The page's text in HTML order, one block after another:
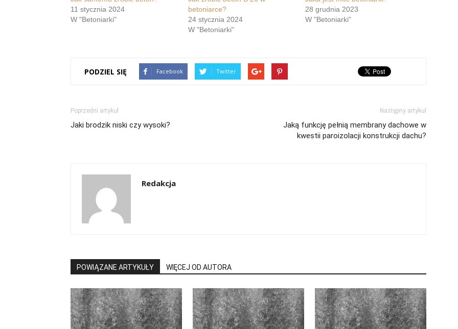
11 stycznia 2024
W "Betoniarki"
betoniarce?
24 stycznia 2024
W "Betoniarki"
28 grudnia 2023
W "Betoniarki"
PODZIEL SIĘ Facebook Twitter
Poprzedni artykuł
Jaki brodzik niski czy wysoki?
Następny artykuł
Jaką funkcję pełnią membrany dachowe w
kwestii paroizolacji konstrukcji dachu?
Redakcja
POWIĄZANE ARTYKUŁY WIĘCEJ OD AUTORA